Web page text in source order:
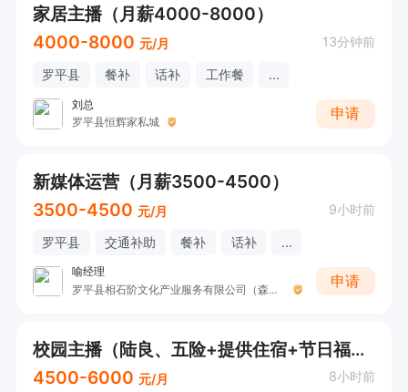
家居主播（月薪4000-8000）
4000-8000 元/月 13分钟前
罗平县 餐补 话补 工作餐 ...
刘总
罗平县恒辉家私城
申请
新媒体运营（月薪3500-4500）
3500-4500 元/月 9小时前
罗平县 交通补助 餐补 话补 ...
喻经理
罗平县相石阶文化产业服务有限公司（森林公园、曦城酒店）
申请
校园主播（陆良、五险+提供住宿+节日福利）
4500-6000 元/月 8小时前